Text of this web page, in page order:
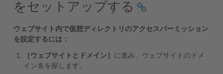
をセットアップする
ウェブサイト内で仮想ディレクトリのアクセスパーミッション
を設定するには：
［ウェブサイトとドメイン］ に進み、ウェブサイトのドメ
イン名を探します。